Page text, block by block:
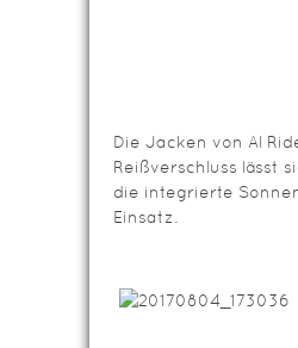
Die Jacken von Al
Reißverschluss lässt
die integrierte
Einsatz.